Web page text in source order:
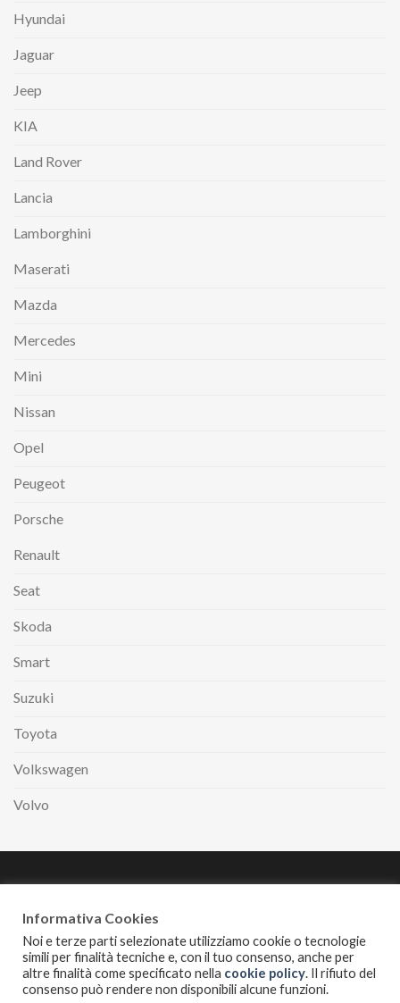
Hyundai
Jaguar
Jeep
KIA
Land Rover
Lancia
Lamborghini
Maserati
Mazda
Mercedes
Mini
Nissan
Opel
Peugeot
Porsche
Renault
Seat
Skoda
Smart
Suzuki
Toyota
Volkswagen
Volvo
Paga comodamente
a rate con
INFORMATIVA PRIVACY COOKIES POLICY
Informativa Cookies
Noi e terze parti selezionate utilizziamo cookie o tecnologie
simili per finalità tecniche e, con il tuo consenso, anche per
altre finalità come specificato nella cookie policy. Il rifiuto del
consenso può rendere non disponibili alcune funzioni.